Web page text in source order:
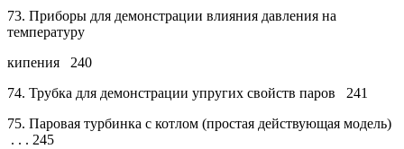
73. Приборы для демонстрации влияния давления на
температуру
кипения
240
74. Трубка для демонстрации упругих свойств паров
241
75. Паровая турбинка с котлом (простая действующая модель)
. . . 245